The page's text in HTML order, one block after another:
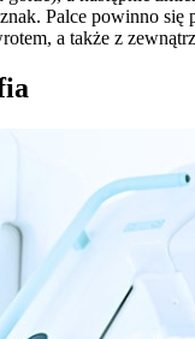
Palce powinno
a także z